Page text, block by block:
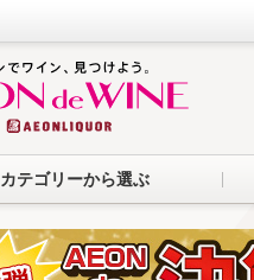
カテゴリーから選ぶ